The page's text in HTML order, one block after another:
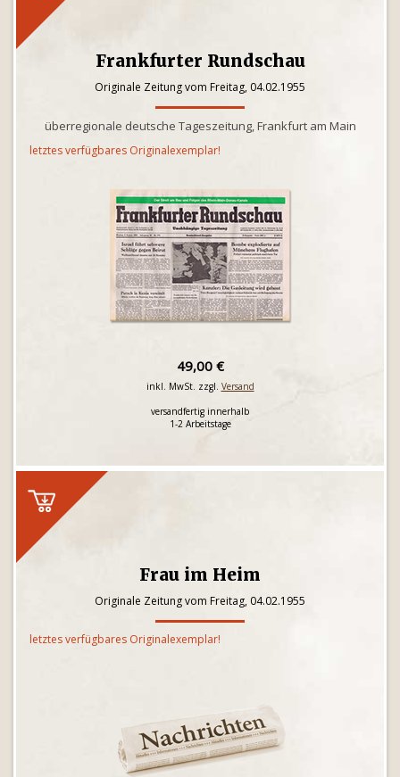
Frankfurter Rundschau
Originale Zeitung vom Freitag, 04.02.1955
überregionale deutsche Tageszeitung, Frankfurt am Main
letztes verfügbares Originalexemplar!
49,00 €
inkl. MwSt. zzgl. Versand
versandfertig innerhalb
1-2 Arbeitstage
Frau im Heim
Originale Zeitung vom Freitag, 04.02.1955
letztes verfügbares Originalexemplar!